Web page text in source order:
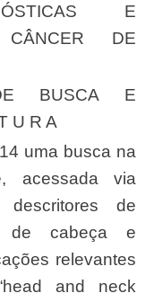
CÂNCER DE
U R A
acessada via
de
de cabeça e
relevantes
and neck